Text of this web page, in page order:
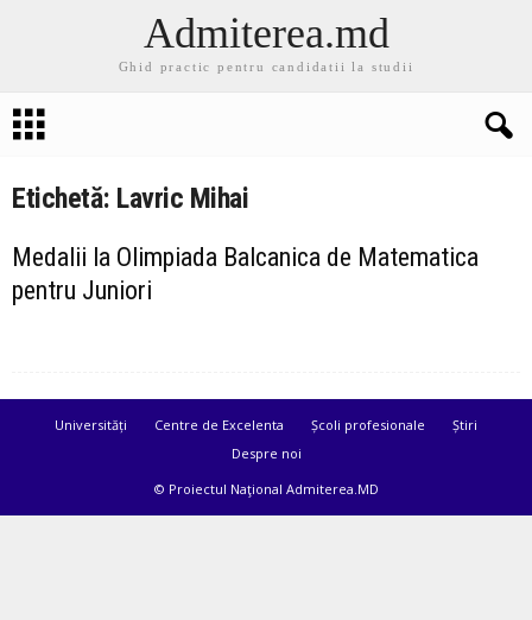
Admiterea.md
Ghid practic pentru candidatii la studii
Etichetă: Lavric Mihai
Medalii la Olimpiada Balcanica de Matematica
pentru Juniori
Universități Centre de Excelenta Școli profesionale
Știri
Despre noi
© Proiectul Naţional Admiterea.MD